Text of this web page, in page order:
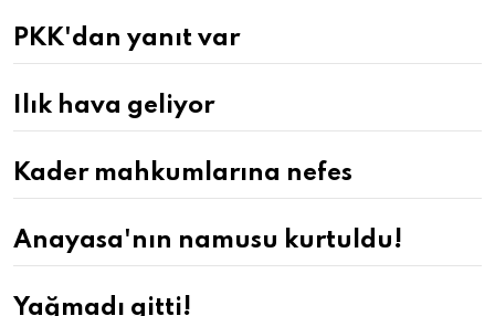
PKK'dan yanıt var
Ilık hava geliyor
Kader mahkumlarına nefes
Anayasa'nın namusu kurtuldu!
Yağmadı gitti!